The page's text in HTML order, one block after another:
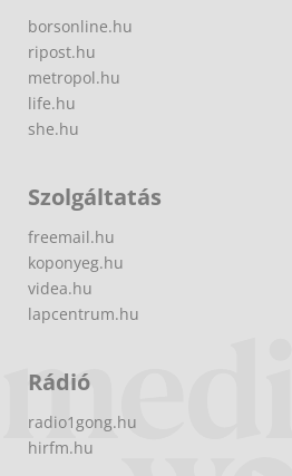
borsonline.hu
ripost.hu
metropol.hu
life.hu
she.hu
Szolgáltatás
freemail.hu
koponyeg.hu
videa.hu
lapcentrum.hu
Rádió
radio1gong.hu
hirfm.hu